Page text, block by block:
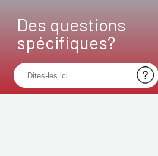
Des questions
spécifiques?